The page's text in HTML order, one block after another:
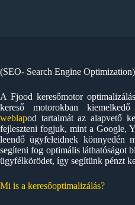
(SEO- Search Engine Optimization)
A Fjood keresőmotor
kereső motorokban
weblapod tartalmát az alapvető
fejleszteni fogjuk, mint a Google,
leendő ügyfeleidnek könnyedén
segíteni fog optimális láthatóságot
ügyfélkörödet, így segítünk pénzt
Mi is a keresőoptimalizálás?